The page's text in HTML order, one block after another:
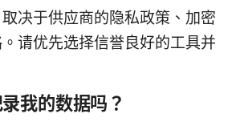
决于供应商的隐私政策、加密
请优先选择信誉良好的工具并
我的数据吗？